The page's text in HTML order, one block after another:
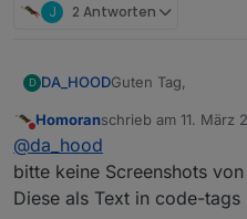
J 2 Antworten
D DA_HOODGuten Tag,
ich habe gestern
passiert ist. Ich bin
und habe die
Beim starten des
Vielen Dank
Nicht stören
Homoranschrieb am 11. März
zuletzt editiert von
@da_hood
bitte keine Screenshots
Diese als Text in code-tags